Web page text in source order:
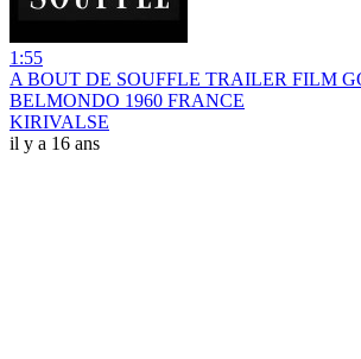
1:55
A BOUT DE SOUFFLE TRAILER FILM
BELMONDO 1960 FRANCE
KIRIVALSE
il y a 16 ans